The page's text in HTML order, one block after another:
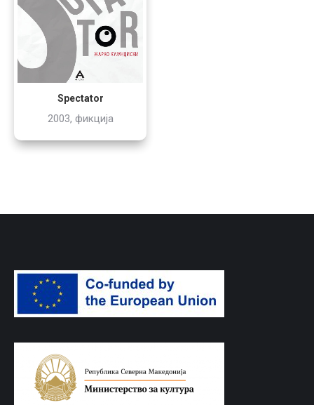
Spectator
2003, фикција